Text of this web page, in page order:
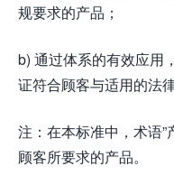
规要求的产品；
b) 通过体系的有效应用
证符合顾客与适用的法
注：在本标准中，术语”
顾客所要求的产品。